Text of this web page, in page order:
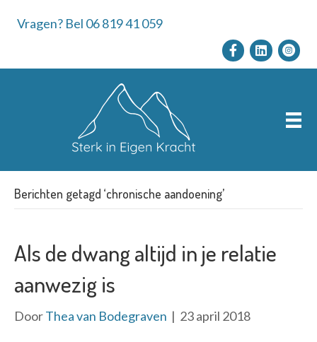
Vragen? Bel 06 819 41 059
Berichten getagd ‘chronische aandoening’
Als de dwang altijd in je relatie
aanwezig is
DoorThea van Bodegraven | 23 april 2018